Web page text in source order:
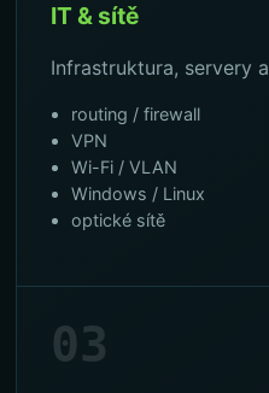
IT & sítě
Infrastruktura, servery
routing / firewall
VPN
Wi-Fi / VLAN
Windows / Linux
optické sítě
03